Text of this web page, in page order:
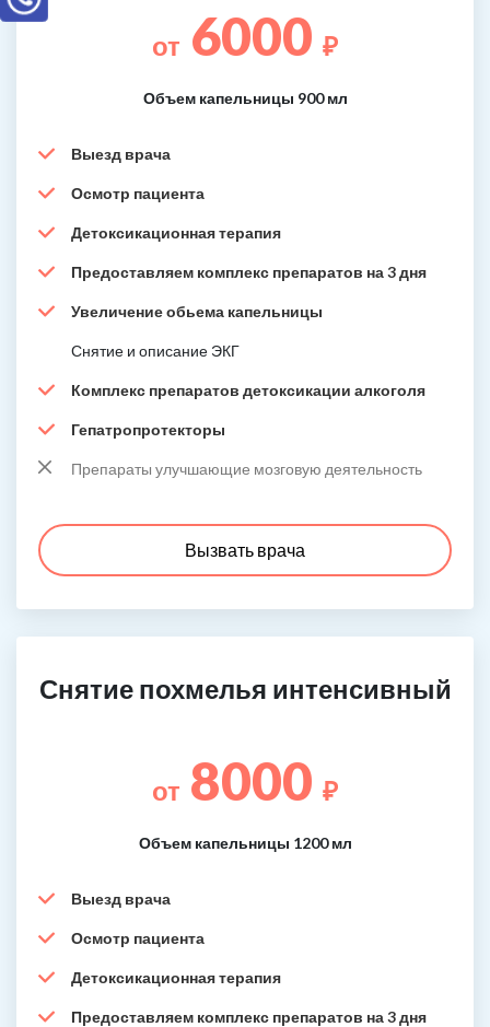
от 6000 ₽
Объем капельницы 900 мл
Выезд врача
Осмотр пациента
Детоксикационная терапия
Предоставляем комплекс препаратов на 3 дня
Увеличение обьема капельницы
Снятие и описание ЭКГ
Комплекс препаратов детоксикации алкоголя
Гепатропротекторы
Препараты улучшающие мозговую деятельность
Вызвать врача
Снятие похмелья интенсивный
от 8000 ₽
Объем капельницы 1200 мл
Выезд врача
Осмотр пациента
Детоксикационная терапия
Предоставляем комплекс препаратов на 3 дня